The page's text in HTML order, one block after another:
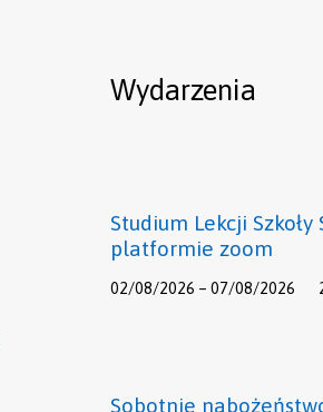
Wydarzenia
Studium Lekcji
platformie zoom
02/08/2026 – 07/08/2026
Sobotnie